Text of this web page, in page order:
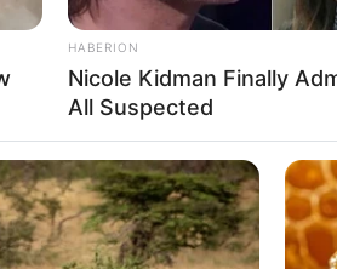
HABERION
Nicole Kidman Finally
All Suspected